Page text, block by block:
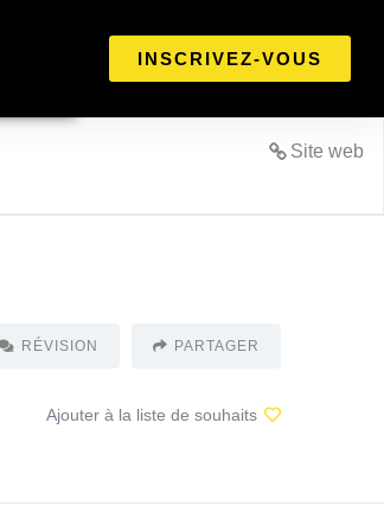
INSCRIVEZ-VOUS
Site web
RÉVISION PARTAGER
Ajouter à la liste de souhaits